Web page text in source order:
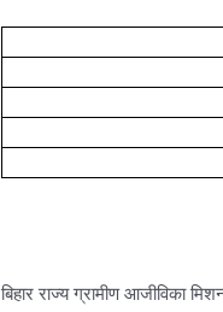
बिहार राज्य ग्रामीण आजीविका